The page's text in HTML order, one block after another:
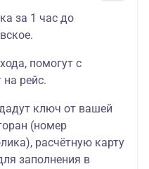
за 1 час до
помогут с
рейс.
ключ от вашей
(номер
расчётную карту
заполнения в